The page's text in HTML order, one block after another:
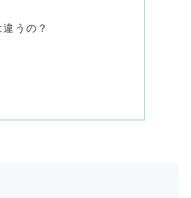
うの？